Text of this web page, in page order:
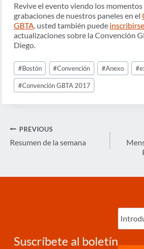
Revive el evento viendo los
grabaciones de nuestros paneles en el
GBTA. usted también puede inscribirse
actualizaciones sobre la Convención
Diego.
Post
Tags:
#Bostón #Convención #Anexo #
#Convención GBTA 2017
Navegación
de
PREVIOUS
Resumen de la semana
Suscríbete al boletín
Ingrese
correo